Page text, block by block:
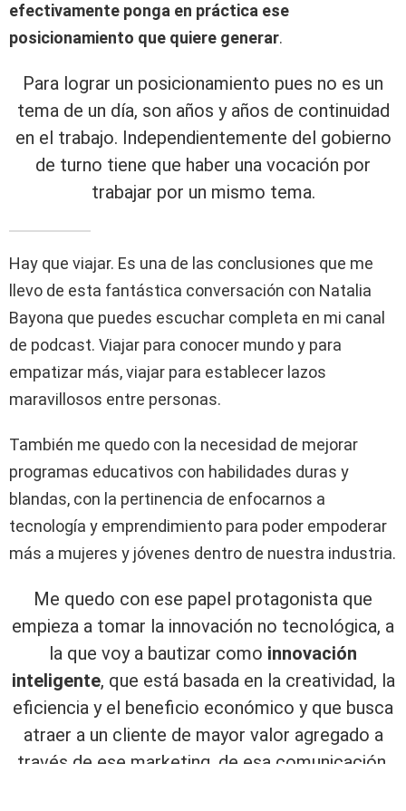
efectivamente ponga en práctica ese
posicionamiento que quiere generar.
Para lograr un posicionamiento pues no es un
tema de un día, son años y años de continuidad
en el trabajo. Independientemente del gobierno
de turno tiene que haber una vocación por
trabajar por un mismo tema.
Hay que viajar. Es una de las conclusiones que me
llevo de esta fantástica conversación con Natalia
Bayona que puedes escuchar completa en mi canal
de podcast. Viajar para conocer mundo y para
empatizar más, viajar para establecer lazos
maravillosos entre personas.
También me quedo con la necesidad de mejorar
programas educativos con habilidades duras y
blandas, con la pertinencia de enfocarnos a
tecnología y emprendimiento para poder empoderar
más a mujeres y jóvenes dentro de nuestra industria.
Me quedo con ese papel protagonista que
empieza a tomar la innovación no tecnológica, a
la que voy a bautizar como innovación
inteligente, que está basada en la creatividad, la
eficiencia y el beneficio económico y que busca
atraer a un cliente de mayor valor agregado a
través de ese marketing, de esa comunicación,